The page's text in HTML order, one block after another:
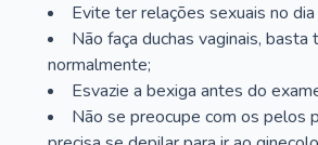
Evite ter relações sexuais no
Não faça duchas vaginais, basta
normalmente;
Esvazie a bexiga antes do
Não se preocupe com os pelos